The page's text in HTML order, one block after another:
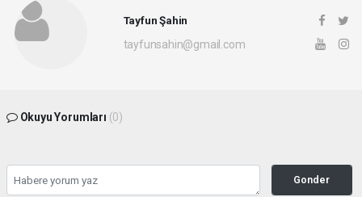
Tayfun Şahin
tayfunsahin@gmail.com
Okuyu Yorumları (0)
Gonder